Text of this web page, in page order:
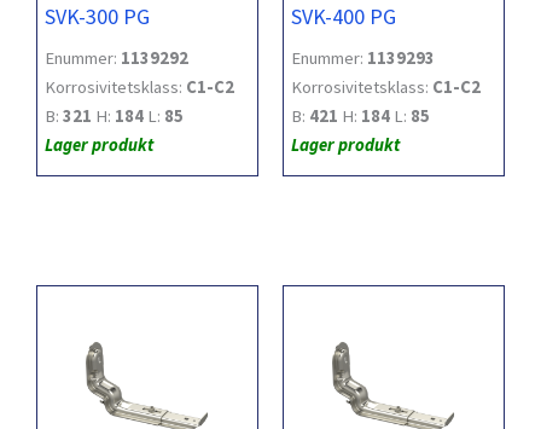
SVK-300 PG
Enummer: 1139292
Korrosivitetsklass: C1-C2
B: 321 H: 184 L: 85
Lager produkt
SVK-400 PG
Enummer: 1139293
Korrosivitetsklass: C1-C2
B: 421 H: 184 L: 85
Lager produkt